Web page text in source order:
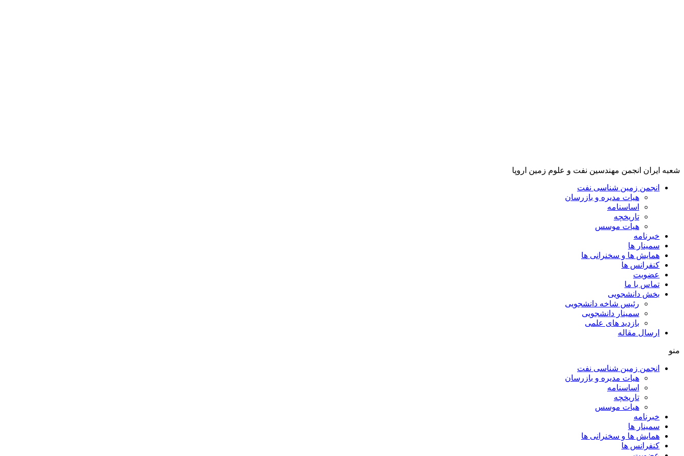
شعبه ایران انجمن مهندسین نفت و علوم زمین اروپا
انجمن زمین شناسی نفت
هیات مدیره و بازرسان
اساسنامه
تاریخچه
هیات موسس
خبرنامه
سمینار ها
همایش ها و سخنرانی ها
کنفرانس ها
عضویت
تماس با ما
بخش دانشجویی
رئیس شاخه دانشجویی
سمینار دانشجویی
بازدید های علمی
ارسال مقاله
منو
انجمن زمین شناسی نفت
هیات مدیره و بازرسان
اساسنامه
تاریخچه
هیات موسس
خبرنامه
سمینار ها
همایش ها و سخنرانی ها
کنفرانس ها